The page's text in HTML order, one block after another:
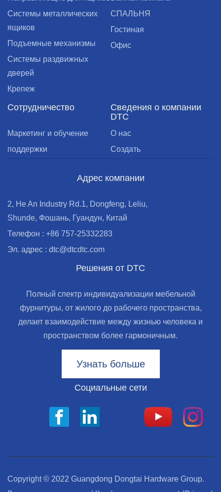
Cистемы металлических
ящиков
Подъемные механизмы
Системы раздвижных
дверей
Крепеж
СПАЛЬНЯ
Гостиная
Офис
Сотрудничество
Маркетинг и обучение
поддержки
Сведения о компании
DTC
О нас
Создать
Адрес компании
2, He An Industry Rd.1, Dongfeng, Leliu,
Shunde, Фошань, Гуандун, Китай
Телефон : +86 757-25332283
Эл. адрес : dtc@dtcdtc.com
Решения от DTC
Полный спектр индивидуализации мебельной
фурнитуры, от жилого до рабочего пространства,
делает взаимодействие между жизнью человека и
пространством более гармоничным.
Узнать больше
Социальные сети
Copyright © 2022 Guangdong Dongtai Hardware Group.